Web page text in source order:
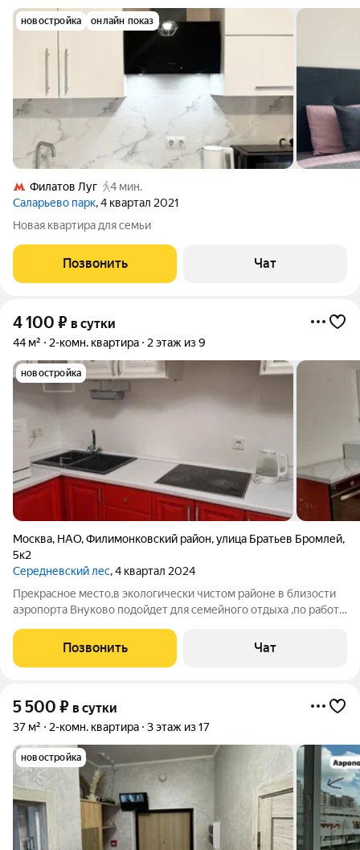
новостройка онлайн показ
Филатов Луг
4 мин.
Саларьево парк, 4 квартал 2021
Новая квартира для семьи
Позвонить Чат
4 100 ₽ в сутки
44 м² 2-комн. квартира 2 этаж из 9
новостройка
Москва, НАО,Филимонковский район,улица Братьев Бромлей,
5к2
Середневский лес, 4 квартал 2024
Прекрасное место,в экологически чистом районе в близости
аэропорта Внуково подойдет для семейного отдыха ,по работе
аптека парикмахерская ,винный магазин ,хозяйственный озон
и вайлберис в доме
Позвонить Чат
5 500 ₽ в сутки
37 м² 2-комн. квартира 3 этаж из 17
новостройка